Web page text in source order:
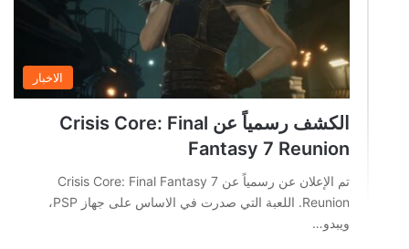
الاخبار
الكشف رسمياً عن Crisis Core: Final
Fantasy 7 Reunion
تم الإعلان عن رسمياً عن Crisis Core: Final Fantasy 7
Reunion. اللعبة التي صدرت في الاساس على جهاز PSP،
ويبدو…